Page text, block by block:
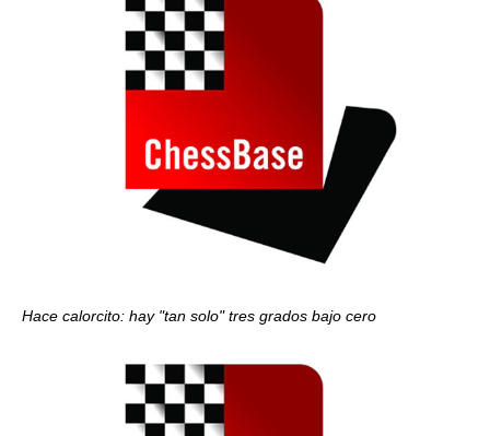
Hace calorcito: hay "tan solo" tres grados bajo cero